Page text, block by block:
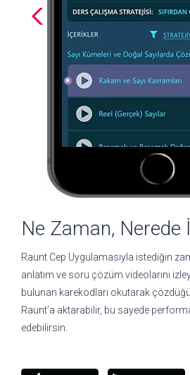
Ne Zaman, Nerede
Raunt Cep Uygulamasıyla istediğin
anlatım ve soru çözüm videolarını
bulunan karekodları okutarak
Raunt’a aktarabilir, bu sayede
edebilirsin.